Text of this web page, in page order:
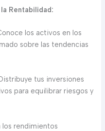
Rentabilidad:
los activos en los
sobre las tendencias
tus inversiones
para equilibrar riesgos y
los rendimientos